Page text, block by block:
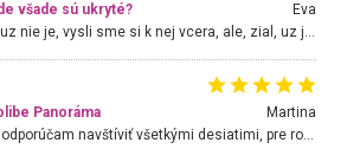
všade sú ukryté?
Eva
Hojdacka v Krpelanoch uz nie je, vysli sme si k nej vcera, ale, zial, uz je znicena. Ak sem planujete cestu len kvoli hojdacke, mozete si ju usetrit. Krasny vyhlad je tu vsak aj bez hojdacky :-)
Panoráma
Martina
Nádherné miesto ktoré odporúčam navštíviť všetkými desiatimi, pre rodiny s deťmi, dôchodcom... Proste a jednoducho ozaj rozprávkový les.. určite ešte prídeme. Odniesli sme si na pamiatku krásne tričká,